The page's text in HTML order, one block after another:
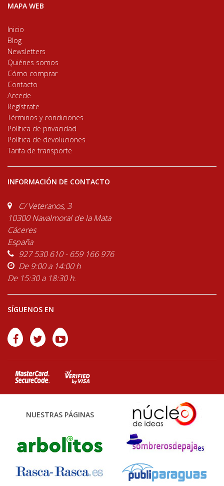
MAPA WEB
Inicio
Blog
Newsletters
Quiénes somos
Cómo comprar
Contacto
Accede
Regístrate
Términos y condiciones
Política de privacidad
Política de devoluciones
Tarifa de transporte
INFORMACIÓN DE CONTACTO
C/ Veteranos, 3
10300 Navalmoral de la Mata
Cáceres
España
927 530 610 - 659 166 976
De 9:00 a 14:00 h
De 15:30 a 18:30 h.
SÍGUENOS EN
NUESTRAS PÁGINAS